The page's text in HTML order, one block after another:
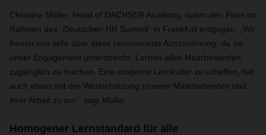
Christina Müller, Head of DACHSER Academy, nahm den Preis im
Rahmen des „Deutschen HR Summit“ in Frankfurt entgegen. „Wir
freuen uns sehr über diese renommierte Auszeichnung, da sie
unser Engagement unterstreicht, Lernen allen Mitarbeitenden
zugänglich zu machen. Eine moderne Lernkultur zu schaffen, hat
auch etwas mit der Wertschätzung unserer Mitarbeitenden und
ihrer Arbeit zu tun“, sagt Müller.
Homogener Lernstandard für alle